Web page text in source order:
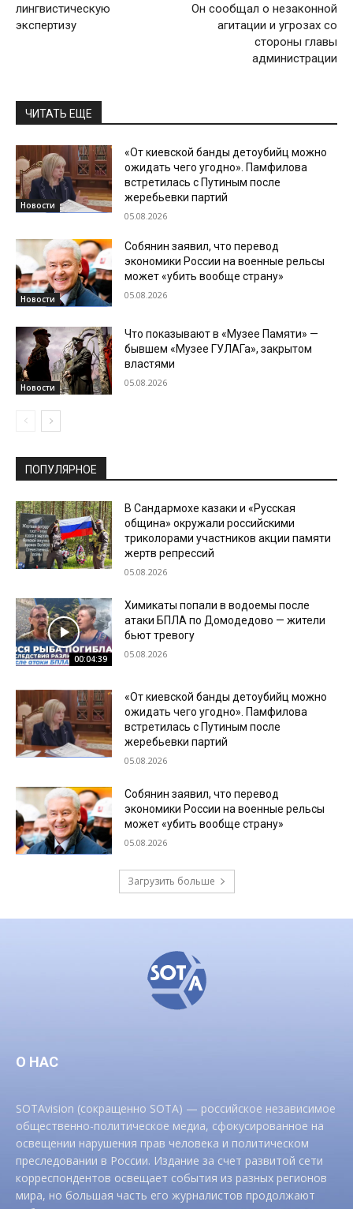
лингвистическую
экспертизу
Он сообщал о незаконной
агитации и угрозах со
стороны главы
администрации
ЧИТАТЬ ЕЩЕ
Новости
«От киевской банды детоубийц можно
ожидать чего угодно». Памфилова
встретилась с Путиным после
жеребьевки партий
05.08.2026
Новости
Собянин заявил, что перевод
экономики России на военные рельсы
может «убить вообще страну»
05.08.2026
Новости
Что показывают в «Музее Памяти» —
бывшем «Музее ГУЛАГа», закрытом
властями
05.08.2026
ПОПУЛЯРНОЕ
В Сандармохе казаки и «Русская
община» окружали российскими
триколорами участников акции памяти
жертв репрессий
05.08.2026
00:04:39
Химикаты попали в водоемы после
атаки БПЛА по Домодедово — жители
бьют тревогу
05.08.2026
«От киевской банды детоубийц можно
ожидать чего угодно». Памфилова
встретилась с Путиным после
жеребьевки партий
05.08.2026
Собянин заявил, что перевод
экономики России на военные рельсы
может «убить вообще страну»
05.08.2026
Загрузить больше
О НАС
SOTAvision (сокращенно SOTA) — российское независимое
общественно-политическое медиа, сфокусированное на
освещении нарушения прав человека и политическом
преследовании в России. Издание за счет развитой сети
корреспондентов освещает события из разных регионов
мира, но большая часть его журналистов продолжают